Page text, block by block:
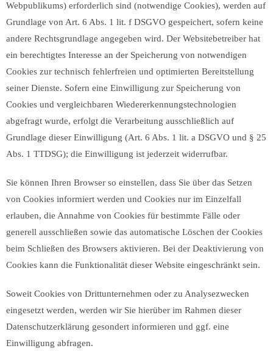
Webpublikums) erforderlich sind (notwendige Cookies), werden auf
Grundlage von Art. 6 Abs. 1 lit. f DSGVO gespeichert, sofern keine
andere Rechtsgrundlage angegeben wird. Der Websitebetreiber hat
ein berechtigtes Interesse an der Speicherung von notwendigen
Cookies zur technisch fehlerfreien und optimierten Bereitstellung
seiner Dienste. Sofern eine Einwilligung zur Speicherung von
Cookies und vergleichbaren Wiedererkennungstechnologien
abgefragt wurde, erfolgt die Verarbeitung ausschließlich auf
Grundlage dieser Einwilligung (Art. 6 Abs. 1 lit. a DSGVO und § 25
Abs. 1 TTDSG); die Einwilligung ist jederzeit widerrufbar.
Sie können Ihren Browser so einstellen, dass Sie über das Setzen
von Cookies informiert werden und Cookies nur im Einzelfall
erlauben, die Annahme von Cookies für bestimmte Fälle oder
generell ausschließen sowie das automatische Löschen der Cookies
beim Schließen des Browsers aktivieren. Bei der Deaktivierung von
Cookies kann die Funktionalität dieser Website eingeschränkt sein.
Soweit Cookies von Drittunternehmen oder zu Analysezwecken
eingesetzt werden, werden wir Sie hierüber im Rahmen dieser
Datenschutzerklärung gesondert informieren und ggf. eine
Einwilligung abfragen.